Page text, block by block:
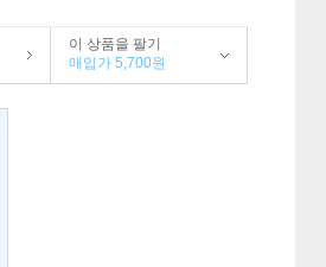
이 상품을 팔기
매입가 5,700원